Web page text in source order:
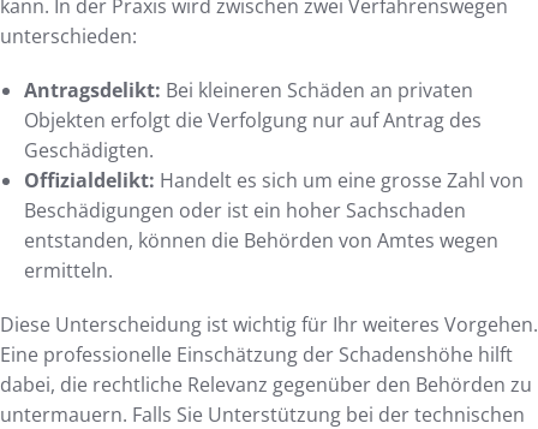
kann. In der Praxis wird zwischen zwei Verfahrenswegen
unterschieden:
Antragsdelikt: Bei kleineren Schäden an privaten
Objekten erfolgt die Verfolgung nur auf Antrag des
Geschädigten.
Offizialdelikt: Handelt es sich um eine grosse Zahl von
Beschädigungen oder ist ein hoher Sachschaden
entstanden, können die Behörden von Amtes wegen
ermitteln.
Diese Unterscheidung ist wichtig für Ihr weiteres Vorgehen.
Eine professionelle Einschätzung der Schadenshöhe hilft
dabei, die rechtliche Relevanz gegenüber den Behörden zu
untermauern. Falls Sie Unterstützung bei der technischen